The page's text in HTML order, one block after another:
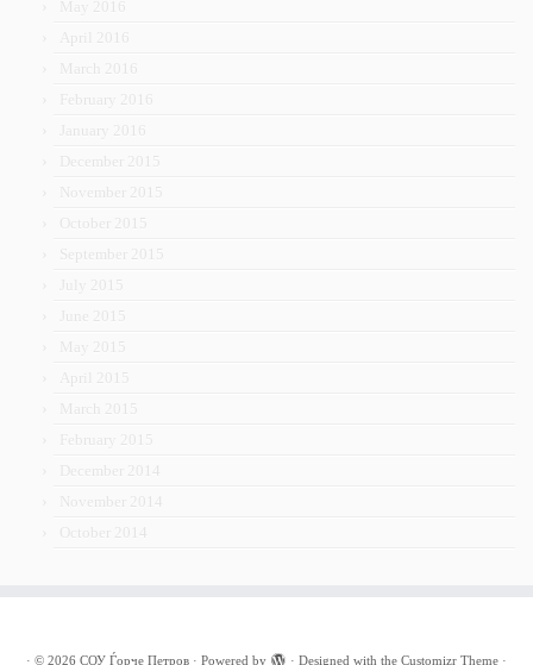
May 2016
April 2016
March 2016
February 2016
January 2016
December 2015
November 2015
October 2015
September 2015
July 2015
June 2015
May 2015
April 2015
March 2015
February 2015
December 2014
November 2014
October 2014
· © 2026 СОУ Ѓорче Петров · Powered by · Designed with the Customizr Theme ·